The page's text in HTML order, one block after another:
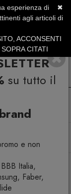
su tutto il
e non
Italia,
Faber,
e polipropilene
✖
esperienza di
agli articoli di
ACCONSENTI
CITATI